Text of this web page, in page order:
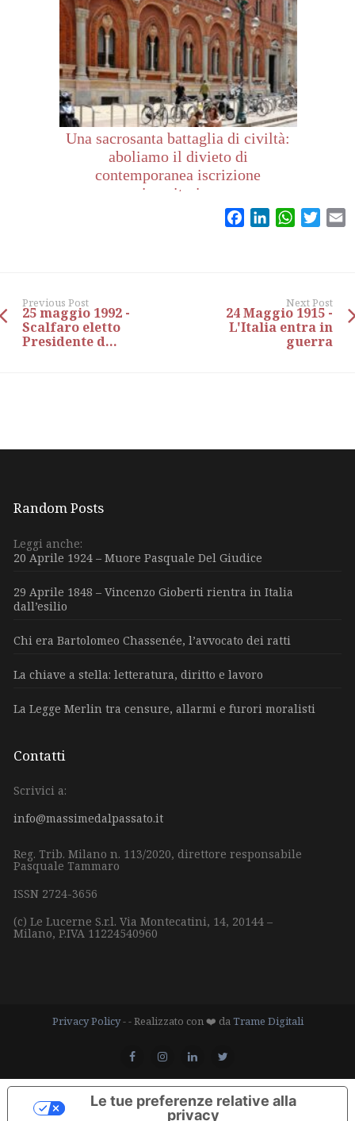
Una sacrosanta battaglia di civiltà:
aboliamo il divieto di
contemporanea iscrizione
universitaria c...
FacebookLinkedIn
Previous Post
25 maggio 1992 -
Scalfaro eletto
Presidente d...
Next Post
24 Maggio 1915 -
L'Italia entra in
guerra
Random Posts
Leggi anche:
20 Aprile 1924 – Muore Pasquale Del Giudice
29 Aprile 1848 – Vincenzo Gioberti rientra in Italia
dall’esilio
Chi era Bartolomeo Chassenée, l’avvocato dei ratti
La chiave a stella: letteratura, diritto e lavoro
La Legge Merlin tra censure, allarmi e furori moralisti
Contatti
Scrivici a:
info@massimedalpassato.it
Reg. Trib. Milano n. 113/2020, direttore responsabile
Pasquale Tammaro
ISSN 2724-3656
(c) Le Lucerne S.r.l. Via Montecatini, 14, 20144 –
Milano, P.IVA 11224540960
Privacy Policy- - Realizzato con ❤️ daTrame Digitali
Le tue preferenze relative alla
privacy